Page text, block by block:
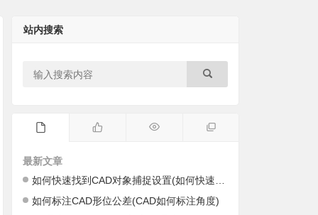
站内搜索
最新文章
如何快速找到CAD对象捕捉设置(如何快速找到cad里的图)
如何标注CAD形位公差(CAD如何标注角度)